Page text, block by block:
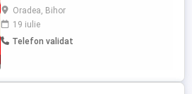
cusut manual piele * finisat * control CTC
si remaniere * aplicat clei pe baza de apa
* feonarea produselor din piele - Spațiu
de lucru curat si modern - Pachet salarial
Oradea, Bihor
19 iulie
Telefon validat